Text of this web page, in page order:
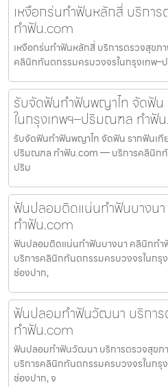
เหงือกร่นทำฟันหลักสี่ บริกา
ทำฟัน.com
เหงือกร่นทำฟันหลักสี่ บริการตรวจสุข
คลินิกทันตกรรมครบวงจรในกรุงเทพ
รับจัดฟันทำฟันพญาไท จัดฟั
ในกรุงเทพฯ–ปริมณฑล ทำฟั
รับจัดฟันทำฟันพญาไท จัดฟัน รากฟันเที
ปริมณฑล ทำฟัน.com — บริการคลินิกทั
ปริม
ฟันปลอมติดแน่นทำฟันบางน
ทำฟัน.com
ฟันปลอมติดแน่นทำฟันบางนา คลินิกท
บริการคลินิกทันตกรรมครบวงจรในก
ช่องปาก,
ฟันปลอมทำฟันวัฒนา บริการ
ทำฟัน.com
ฟันปลอมทำฟันวัฒนา บริการตรวจสุข
บริการคลินิกทันตกรรมครบวงจรในก
ช่องปาก, จ